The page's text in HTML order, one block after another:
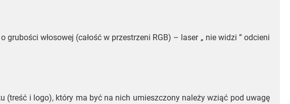
włosowej (całość w przestrzeni RGB) – laser „ nie widzi ” odcieni
i logo), który ma być na nich umieszczony należy wziąć pod uwagę